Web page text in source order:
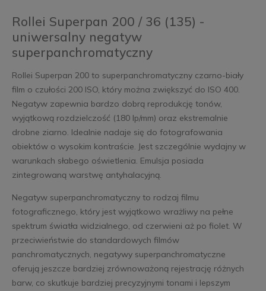
Rollei Superpan 200 / 36 (135) -
uniwersalny negatyw
superpanchromatyczny
Rollei Superpan 200 to superpanchromatyczny czarno-biały
film o czułości 200 ISO, który można zwiększyć do ISO 400.
Negatyw zapewnia bardzo dobrą reprodukcję tonów,
wyjątkową rozdzielczość (180 lp/mm) oraz ekstremalnie
drobne ziarno. Idealnie nadaje się do fotografowania
obiektów o wysokim kontraście. Jest szczególnie wydajny w
warunkach słabego oświetlenia. Emulsja posiada
zintegrowaną warstwę antyhalacyjną.
Negatyw superpanchromatyczny to rodzaj filmu
fotograficznego, który jest wyjątkowo wrażliwy na pełne
spektrum światła widzialnego, od czerwieni aż po fiolet. W
przeciwieństwie do standardowych filmów
panchromatycznych, negatywy superpanchromatyczne
oferują jeszcze bardziej zrównoważoną rejestrację różnych
barw, co skutkuje bardziej precyzyjnymi tonami i lepszym